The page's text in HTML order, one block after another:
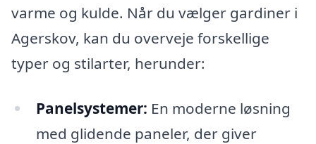
varme og kulde. Når du vælger gardiner i
Agerskov, kan du overveje forskellige
typer og stilarter, herunder:
Panelsystemer: En moderne løsning
med glidende paneler, der giver